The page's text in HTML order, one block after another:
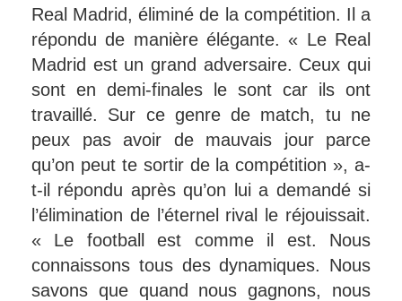
Real Madrid, éliminé de la compétition. Il a
répondu de manière élégante. « Le Real
Madrid est un grand adversaire. Ceux qui
sont en demi-finales le sont car ils ont
travaillé. Sur ce genre de match, tu ne
peux pas avoir de mauvais jour parce
qu’on peut te sortir de la compétition », a-
t-il répondu après qu’on lui a demandé si
l’élimination de l’éternel rival le réjouissait.
« Le football est comme il est. Nous
connaissons tous des dynamiques. Nous
savons que quand nous gagnons, nous